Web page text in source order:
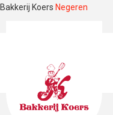
Bakkerij Koers Negeren